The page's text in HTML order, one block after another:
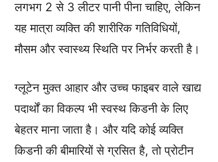
लगभग 2 से 3 लीटर पानी पीना चाहिए, लेकिन
यह मात्रा व्यक्ति की शारीरिक गतिविधियों,
मौसम और स्वास्थ्य स्थिति पर निर्भर करती है।
ग्लूटेन मुक्त आहार और उच्च फाइबर वाले खाद्य
पदार्थों का विकल्प भी स्वस्थ किडनी के लिए
बेहतर माना जाता है। और यदि कोई व्यक्ति
किडनी की बीमारियों से ग्रसित है, तो प्रोटीन